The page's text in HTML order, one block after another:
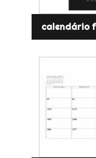
calendário